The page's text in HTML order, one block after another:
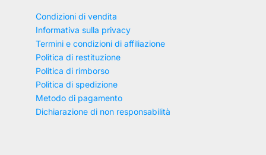
Condizioni di vendita
Informativa sulla privacy
Termini e condizioni di affiliazione
Politica di restituzione
Politica di rimborso
Politica di spedizione
Metodo di pagamento
Dichiarazione di non responsabilità